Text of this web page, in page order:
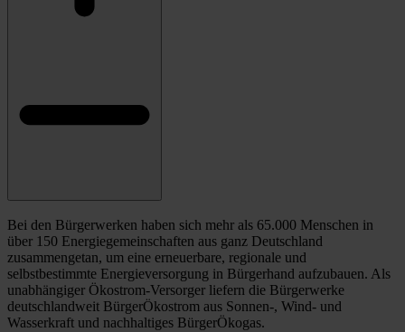
Bei den Bürgerwerken haben sich mehr als 65.000 Menschen in
über 150 Energiegemeinschaften aus ganz Deutschland
zusammengetan, um eine erneuerbare, regionale und
selbstbestimmte Energieversorgung in Bürgerhand aufzubauen. Als
unabhängiger Ökostrom-Versorger liefern die Bürgerwerke
deutschlandweit BürgerÖkostrom aus Sonnen-, Wind- und
Wasserkraft und nachhaltiges BürgerÖkogas.